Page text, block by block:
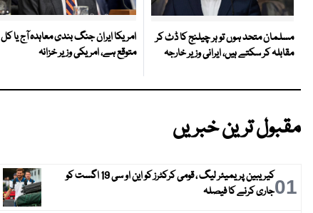
مسلمان متحد ہوں تو ہر چیلنج کا ڈٹ کر
مقابلہ کر سکتے ہیں، ایرانی وزیر خارجہ
امریکا ایران جنگ بندی معاہدہ آج یا کل
متوقع ہے، امریکی وزیر خزانہ
مقبول ترین خبریں
01
کیریبین پریمیئر لیگ ، قومی کرکٹرز کو این او سی 19 اگست کو
جاری کرنے کا فیصلہ